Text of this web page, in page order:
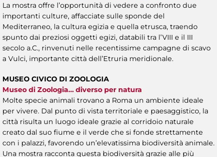
La mostra offre l’opportunità di vedere a confronto due
importanti culture, affacciate sulle sponde del
Mediterraneo, la cultura egizia e quella etrusca, traendo
spunto dai preziosi oggetti egizi, databili tra l’VIII e il III
secolo a.C., rinvenuti nelle recentissime campagne di scavo
a Vulci, importante città dell’Etruria meridionale.
MUSEO CIVICO DI ZOOLOGIA
Museo di Zoologia… diverso per natura
Molte specie animali trovano a Roma un ambiente ideale
per vivere. Dal punto di vista territoriale e paesaggistico, la
città risulta un luogo ideale grazie al corridoio naturale
creato dal suo fiume e il verde che si fonde strettamente
con i palazzi, favorendo un’elevatissima biodiversità animale.
Una mostra racconta questa biodiversità grazie alle più